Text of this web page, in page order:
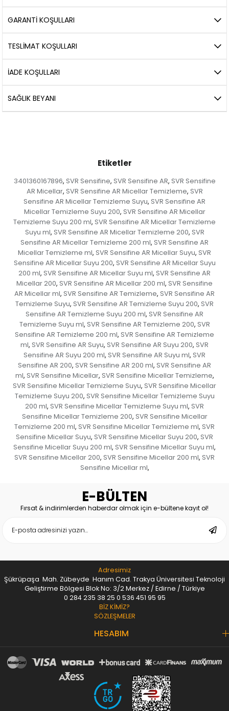
GARANTİ KOŞULLARI
TESLİMAT KOŞULLARI
İADE KOŞULLARI
SAĞLIK BEYANI
Etiketler
3401360167896, SVR Sensifine, SVR Sensifine AR, SVR Sensifine
AR Micellar, SVR Sensifine AR Micellar Temizleme, SVR
Sensifine AR Micellar Temizleme Suyu, SVR Sensifine AR
Micellar Temizleme Suyu 200, SVR Sensifine AR Micellar
Temizleme Suyu 200 ml, SVR Sensifine AR Micellar Temizleme
Suyu ml, SVR Sensifine AR Micellar Temizleme 200, SVR
Sensifine AR Micellar Temizleme 200 ml, SVR Sensifine AR
Micellar Temizleme ml, SVR Sensifine AR Micellar Suyu, SVR
Sensifine AR Micellar Suyu 200, SVR Sensifine AR Micellar Suyu
200 ml, SVR Sensifine AR Micellar Suyu ml, SVR Sensifine AR
Micellar 200, SVR Sensifine AR Micellar 200 ml, SVR Sensifine
AR Micellar ml, SVR Sensifine AR Temizleme, SVR Sensifine AR
Temizleme Suyu, SVR Sensifine AR Temizleme Suyu 200, SVR
Sensifine AR Temizleme Suyu 200 ml, SVR Sensifine AR
Temizleme Suyu ml, SVR Sensifine AR Temizleme 200, SVR
Sensifine AR Temizleme 200 ml, SVR Sensifine AR Temizleme
ml, SVR Sensifine AR Suyu, SVR Sensifine AR Suyu 200, SVR
Sensifine AR Suyu 200 ml, SVR Sensifine AR Suyu ml, SVR
Sensifine AR 200, SVR Sensifine AR 200 ml, SVR Sensifine AR
ml, SVR Sensifine Micellar, SVR Sensifine Micellar Temizleme,
SVR Sensifine Micellar Temizleme Suyu, SVR Sensifine Micellar
Temizleme Suyu 200, SVR Sensifine Micellar Temizleme Suyu
200 ml, SVR Sensifine Micellar Temizleme Suyu ml, SVR
Sensifine Micellar Temizleme 200, SVR Sensifine Micellar
Temizleme 200 ml, SVR Sensifine Micellar Temizleme ml, SVR
Sensifine Micellar Suyu, SVR Sensifine Micellar Suyu 200, SVR
Sensifine Micellar Suyu 200 ml, SVR Sensifine Micellar Suyu ml,
SVR Sensifine Micellar 200, SVR Sensifine Micellar 200 ml, SVR
Sensifine Micellar ml,
E-BÜLTEN
Fırsat & indirimlerden haberdar olmak için e-bültene kayıt ol!
Adresimiz
Şükrüpaşa Mah. Zübeyde Hanım Cad. Trakya Üniversitesi Teknoloji
Geliştirme Bölgesi Blok No: 3/2 Merkez / Edirne / Türkiye
0 284 235 38 25 0 536 451 95 95
BİZ KİMİZ?
SÖZLEŞMELER
HESABIM